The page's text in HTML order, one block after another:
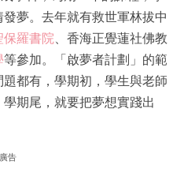
夢。去年就有救世軍林拔中
保羅書院 、香海正覺蓮社佛教
等參加。「啟夢者計劃」的範
都有，學期初，學生與老師
期尾，就要把夢想實踐出
廣告